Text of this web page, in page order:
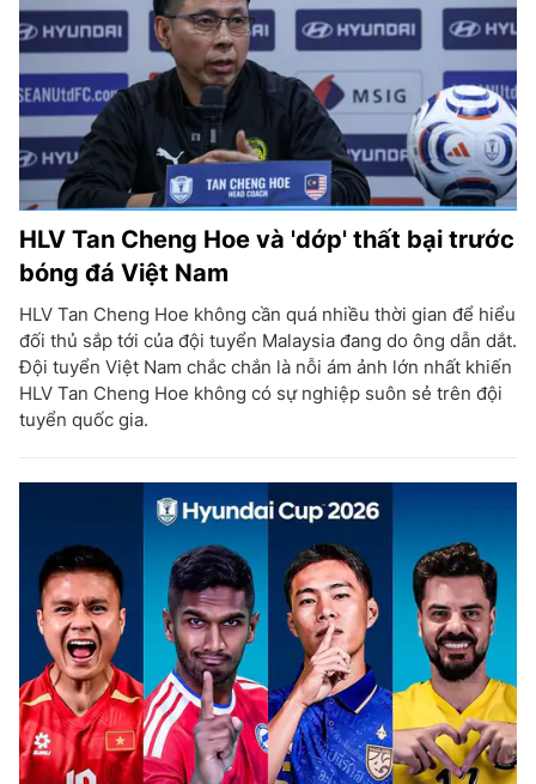
HLV Tan Cheng Hoe và 'dớp' thất bại trước
bóng đá Việt Nam
HLV Tan Cheng Hoe không cần quá nhiều thời gian để hiểu
đối thủ sắp tới của đội tuyển Malaysia đang do ông dẫn dắt.
Đội tuyển Việt Nam chắc chắn là nỗi ám ảnh lớn nhất khiến
HLV Tan Cheng Hoe không có sự nghiệp suôn sẻ trên đội
tuyển quốc gia.